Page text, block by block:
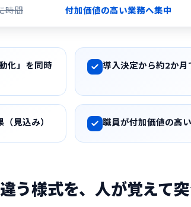
時間 付加価値の高い業務へ集中
化」を同時
導入決定から約2か月
見込み） 職員が付加価値の高
う様式を、人が覚えて